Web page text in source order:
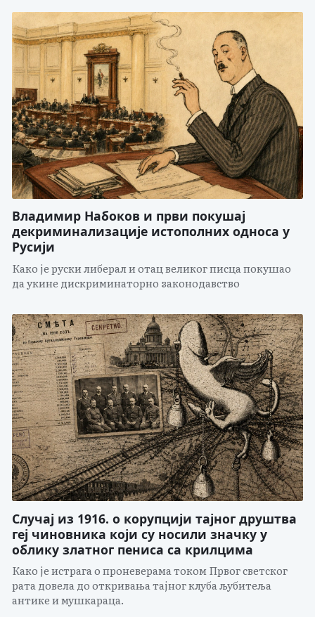
Владимир Набоков и први покушај
декриминализације истополних односа у
Русији
Како је руски либерал и отац великог писца покушао
да укине дискриминаторно законодавство
Случај из 1916. о корупцији тајног друштва
геј чиновника који су носили значку у
облику златног пениса са крилцима
Како је истрага о проневерама током Првог светског
рата довела до откривања тајног клуба љубитеља
антике и мушкараца.